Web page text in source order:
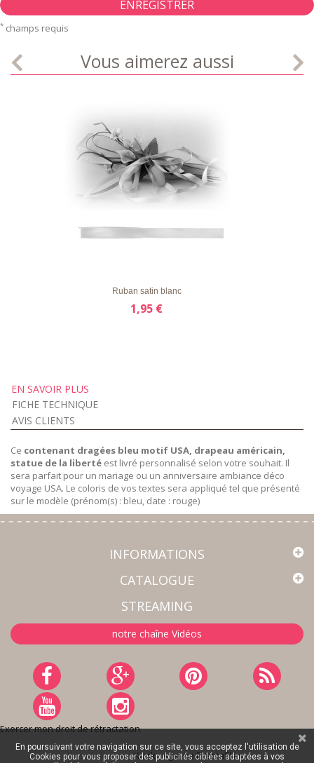
ENREGISTRER
* champs requis
Vous aimerez aussi
Ruban satin blanc
1,95 €
EN SAVOIR PLUS
FICHE TECHNIQUE
AVIS CLIENTS
Ce contenant dragées bleu motif USA, drapeau américain,
statue de la liberté est livré personnalisé selon votre souhait. Il
sera parfait pour un mariage ou un anniversaire ambiance déco
voyage USA. Le coloris de vos textes sera appliqué tel que présenté
sur le modèle (prénom(s) : bleu, date : rouge)
INFORMATIONS
CATALOGUE
STREAMING
notre chaîne Vidéos
Exercer mon droit de rétractation
Site réalisé parKiwik - Agence PrestaShop
En poursuivant votre navigation sur ce site, vous acceptez l'utilisation de
Cookies pour vous proposer des publicités ciblées adaptées à vos